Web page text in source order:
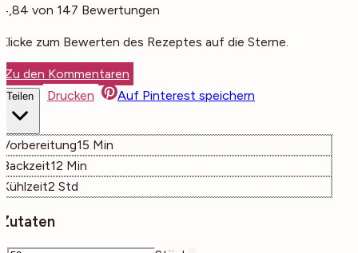
4,84 von 147 Bewertungen
Klicke zum Bewerten des Rezeptes auf die Sterne.
Zu den Kommentaren
Teilen Drucken Auf Pinterest speichern
Vorbereitung15 Minuten
Min
Backzeit12 Minuten
Min
Kühlzeit2 Stunden
Std
Zutaten